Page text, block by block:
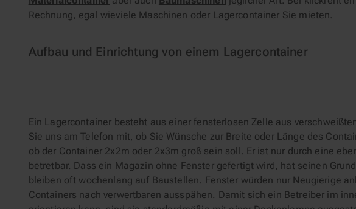
Rechnung, egal wieviele Maschinen oder Lagercontainer Sie mieten.
Aufbau und Einrichtung von einem Lagercontainer
Ein Lagercontainer besteht aus einer fensterlosen Zelle aus
Sie uns am Telefon mit, ob Sie Wünsche zur Breite oder Länge des
ob der Container 2x2m oder 2x3m groß sein soll. Er ist nur durch eine
betretbar. Dass ein Magazin ohne Fenster gefertigt wird, hat seinen
bleiben oft wochenlang auf Baustellen. Fenster würden nur Neugierige
Containers nach verwertbaren ausspähen. Damit sich ein Betreiber im